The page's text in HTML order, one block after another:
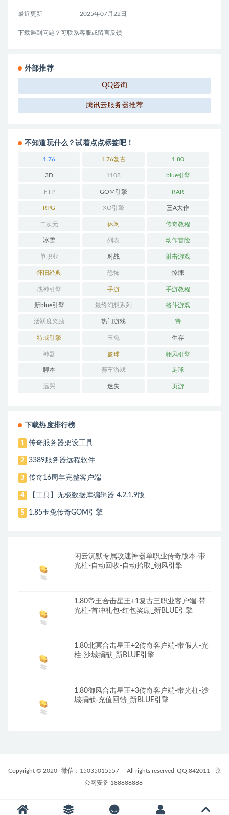
最近更新 2025年07月22日
下载遇到问题？可联系客服或留言反馈
外部推荐
QQ咨询
腾讯云服务器推荐
不知道玩什么？试着点点标签吧！
1.76 1.76复古 1.80
3D 1108 blue引擎
FTP GOM引擎 RAR
RPG XO引擎 三A大作
二次元 休闲 传奇教程
冰雪 列表 动作冒险
单职业 对战 射击游戏
怀旧经典 恐怖 惊悚
战神引擎 手游 手游教程
新blue引擎 最终幻想系列 格斗游戏
活跃度奖励 热门游戏 特
特戒引擎 玉兔 生存
神器 篮球 翎风引擎
脚本 赛车游戏 足球
远哭 迷失 页游
下载热度排行榜
1 传奇服务器架设工具
2 3389服务器远程软件
3 传奇16周年完整客户端
4 【工具】无极数据库编辑器 4.2.1.9版
5 1.85玉兔传奇GOM引擎
闲云沉默专属攻速神器单职业传奇版本-带
光柱-自动回收-自动拾取_翎风引擎
1.80帝王合击星王+1复古三职业客户端-带
光柱-首冲礼包-红包奖励_新BLUE引擎
1.80北冥合击星王+2传奇客户端-带假人-光
柱-沙城捐献_新BLUE引擎
1.80御风合击星王+3传奇客户端-带光柱-沙
城捐献-充值回馈_新BLUE引擎
Copyright © 2020 微信：15035015557 - All rights reserved QQ:842011
京
公网安备 188888888